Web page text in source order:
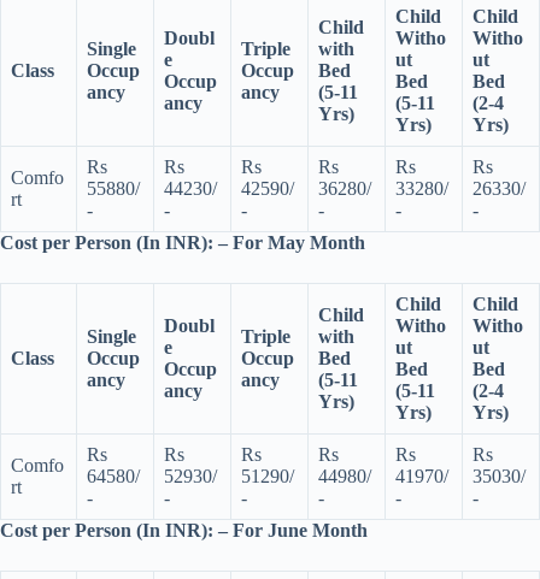
Class
Single
Occup
ancy
Doubl
e
Occup
ancy
Triple
Occup
ancy
Child
with
Bed
(5-11
Yrs)
Child
Witho
ut
Bed
(5-11
Yrs)
Child
Witho
ut
Bed
(2-4
Yrs)
Comfo
rt
Rs
55880/
-
Rs
44230/
-
Rs
42590/
-
Rs
36280/
-
Rs
33280/
-
Rs
26330/
-
Cost per Person (In INR): – For May Month
Class
Single
Occup
ancy
Doubl
e
Occup
ancy
Triple
Occup
ancy
Child
with
Bed
(5-11
Yrs)
Child
Witho
ut
Bed
(5-11
Yrs)
Child
Witho
ut
Bed
(2-4
Yrs)
Comfo
rt
Rs
64580/
-
Rs
52930/
-
Rs
51290/
-
Rs
44980/
-
Rs
41970/
-
Rs
35030/
-
Cost per Person (In INR): – For June Month